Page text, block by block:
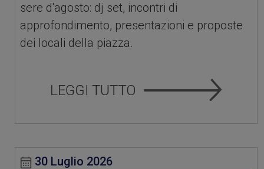
sere d'agosto: dj set, incontri di
approfondimento, presentazioni e proposte
dei locali della piazza.
30 Luglio 2026